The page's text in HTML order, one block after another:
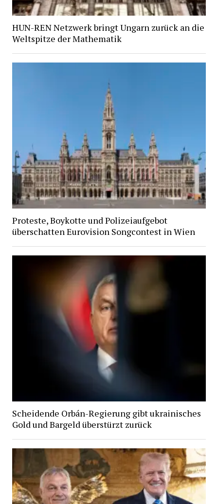
HUN-REN Netzwerk bringt Ungarn zurück an die
Weltspitze der Mathematik
Proteste, Boykotte und Polizeiaufgebot
überschatten Eurovision Songcontest in Wien
Scheidende Orbán-Regierung gibt ukrainisches
Gold und Bargeld überstürzt zurück